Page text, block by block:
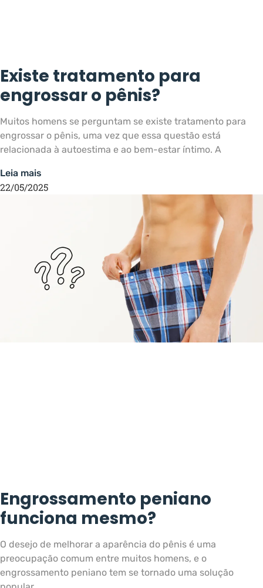
Existe tratamento para
engrossar o pênis?
Muitos homens se perguntam se existe tratamento para
engrossar o pênis, uma vez que essa questão está
relacionada à autoestima e ao bem-estar íntimo. A
Leia mais
22/05/2025
Engrossamento peniano
funciona mesmo?
O desejo de melhorar a aparência do pênis é uma
preocupação comum entre muitos homens, e o
engrossamento peniano tem se tornado uma solução